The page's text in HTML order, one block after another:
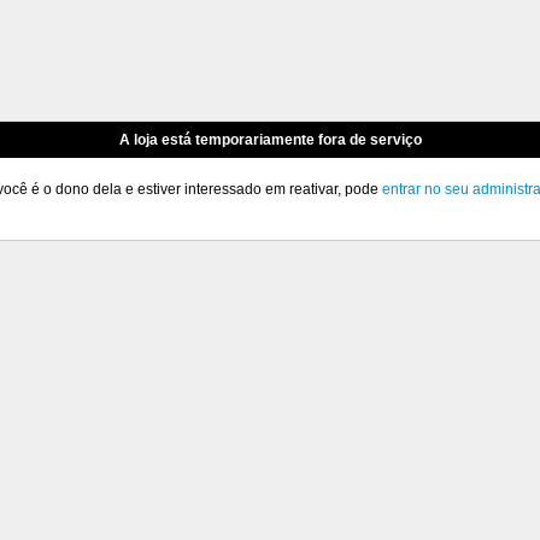
A loja está temporariamente fora de serviço
é o dono dela e estiver interessado em reativar, pode entrar no seu